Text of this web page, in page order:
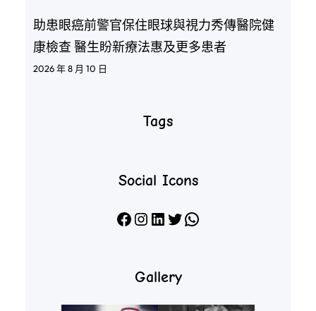
助患眼癌前警官保住眼球與視力秀傳醫院健
康檢查 醫生盼新療法惠及更多患者
2026 年 8 月 10 日
Tags
Social Icons
Facebook Instagram LinkedIn X WhatsApp
Gallery